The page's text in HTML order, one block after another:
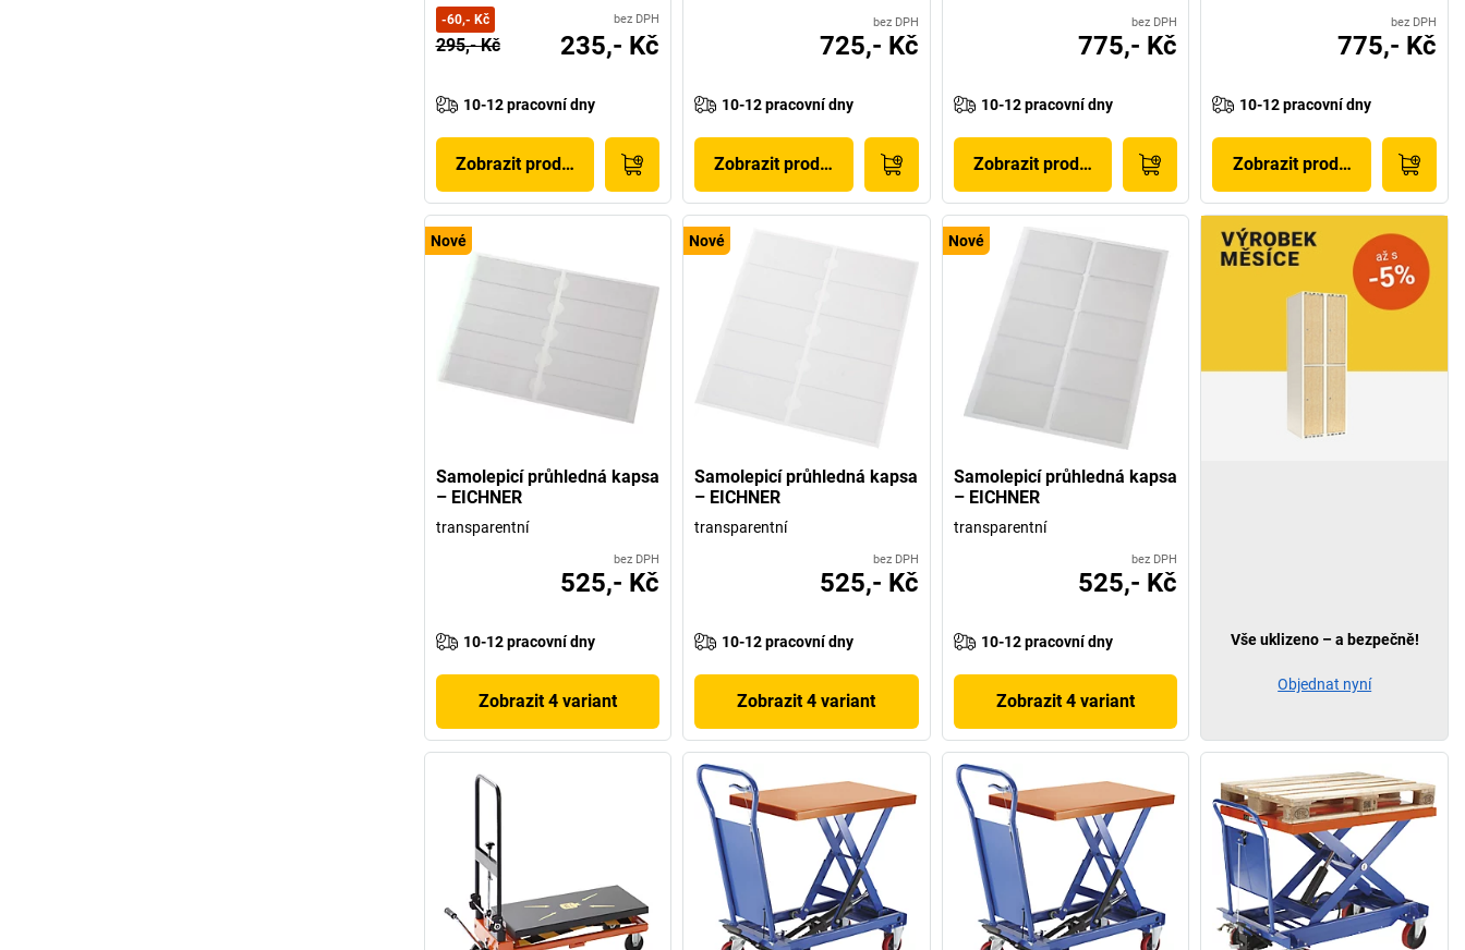
-60,- Kč bez DPH
295,- Kč 235,- Kč
10-12 pracovní dny
Zobrazit produkt
bez DPH
725,- Kč
10-12 pracovní dny
Zobrazit produkt
bez DPH
775,- Kč
10-12 pracovní dny
Zobrazit produkt
bez DPH
775,- Kč
10-12 pracovní dny
Zobrazit produkt
Nové
Samolepicí průhledná kapsa
– EICHNER
transparentní
bez DPH
525,- Kč
10-12 pracovní dny
Zobrazit 4 variant
Nové
Samolepicí průhledná kapsa
– EICHNER
transparentní
bez DPH
525,- Kč
10-12 pracovní dny
Zobrazit 4 variant
Nové
Samolepicí průhledná kapsa
– EICHNER
transparentní
bez DPH
525,- Kč
10-12 pracovní dny
Zobrazit 4 variant
Vše uklizeno – a bezpečně!
Objednat nyní